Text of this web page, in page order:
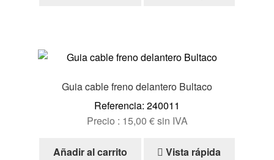
Guia cable freno delantero Bultaco
Referencia: 240011
Precio : 15,00 €sin IVA
Añadir al carrito Vista rápida